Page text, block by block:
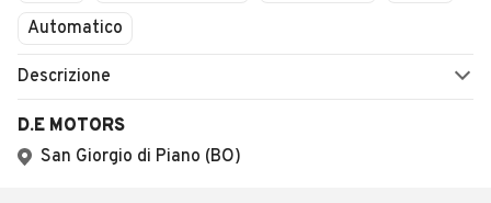
Automatico
Descrizione
D.E MOTORS
San Giorgio di Piano (BO)